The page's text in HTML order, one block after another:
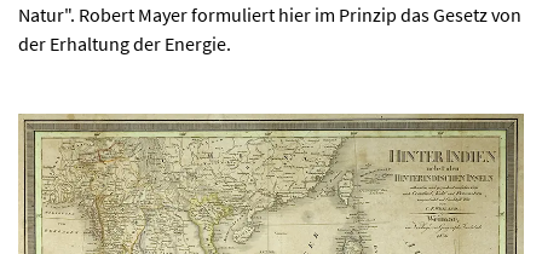
Natur". Robert Mayer formuliert hier im Prinzip das Gesetz von
der Erhaltung der Energie.